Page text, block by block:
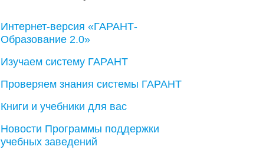
Интернет-версия «ГАРАНТ-
Образование 2.0»
Изучаем систему ГАРАНТ
Проверяем знания системы ГАРАНТ
Книги и учебники для вас
Новости Программы поддержки
учебных заведений